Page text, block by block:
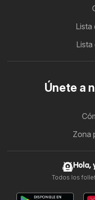
Lista
Lista
Únete a
Zona
Hola,
Todos los